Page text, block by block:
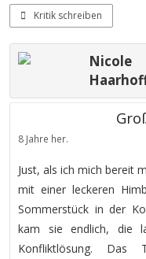
Kritik schreiben
Nicole
8 Jahre her.
Just, als ich mich bereit
mit einer leckeren
Sommerstück in der
kam sie endlich, die
Konfliktlösung.